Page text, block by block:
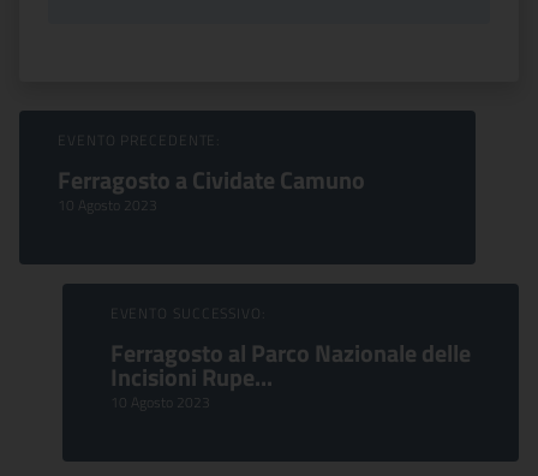
Sfoglia Eventi
EVENTO PRECEDENTE:
Ferragosto a Cividate Camuno
10 Agosto 2023
EVENTO SUCCESSIVO:
Ferragosto al Parco Nazionale delle
Incisioni Rupe...
10 Agosto 2023